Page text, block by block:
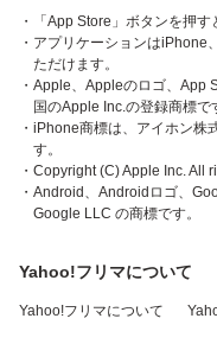
・「App Store」ボタンを押
・アプリケーションは
ただけます。
・Apple、Appleのロゴ、App
国のApple Inc.の登録商標で
・iPhone商標は、アイホン株
す。
・Copyright (C) Apple Inc. All
・Android、Androidロゴ、
Google LLC の商標です。
Yahoo!フリマについて
Yahoo!フリマについて